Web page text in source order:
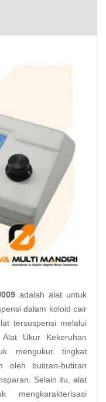
adalah alat untuk
dalam koloid cair
tersuspensi melalui
Ukur Kekeruhan
mengukur tingkat
oleh butiran-butiran
Selain itu, alat
mengkarakterisasi